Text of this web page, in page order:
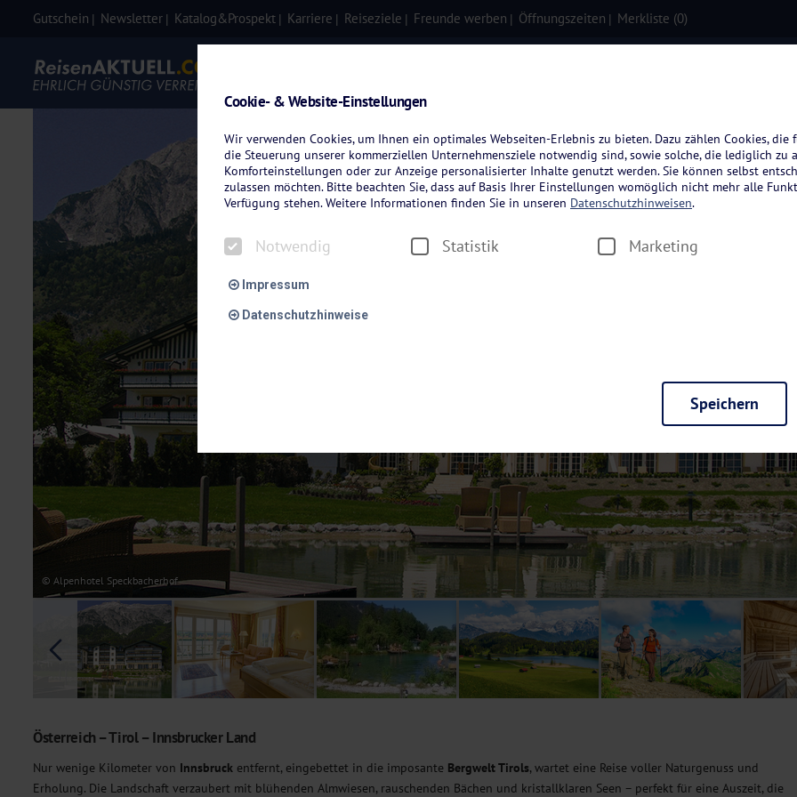
Gutschein Newsletter Katalog&Prospekt Karriere Reiseziele Freunde werben Öffnungszeiten Merkliste (0)
© Alpenhotel Speckbacherhof
Österreich – Tirol – Innsbrucker Land
Nur wenige Kilometer von Innsbruck entfernt, eingebettet in die imposante Bergwelt Tirols, wartet eine Reise voller Naturgenuss und
Erholung. Die Landschaft verzaubert mit blühenden Almwiesen, rauschenden Bächen und kristallklaren Seen – perfekt für eine Auszeit, die
Cookie- & Website-Einstellungen
Wir verwenden Cookies, um Ihnen ein optimales Webseiten-Erlebnis zu bieten. Dazu zählen Cookies,
die Steuerung unserer kommerziellen Unternehmensziele notwendig sind, sowie solche, die lediglich zu
Komforteinstellungen oder zur Anzeige personalisierter Inhalte genutzt werden. Sie können selbst
zulassen möchten. Bitte beachten Sie, dass auf Basis Ihrer Einstellungen womöglich nicht mehr alle
Verfügung stehen. Weitere Informationen finden Sie in unseren Datenschutzhinweisen.
Notwendig Statistik Marketing
Impressum
Datenschutzhinweise
Diese Cookies sind für den Betrieb der Seite unbedingt notwendig und ermöglichen beispielsweise
möchten, um Ihnen unsere Dienste bei einem erneuten Besuch unserer Seite schneller zur Verfügung zu
Statistik
Um unser Angebot und unsere Webseite weiter zu verbessern, erfassen wir anonymisierte Daten für
dieser Cookies können wir beispielsweise die Besucherzahlen und den Effekt bestimmter Seiten unseres
unsere Inhalte optimieren. Wir nutzen hierfür Dienste von Google und Facebook. Durch diese Dienste
Übermittlung, der auf unsere Website erfassten Daten, kommen. Weitere Hinweise zu der Verarbeitung
. Sie können Ihre Einwilligung jederzeit in den Cookie-Einstellungen
Marketing
Diese Cookies werden genutzt, um Ihnen personalisierte Inhalte, passend zu Ihren Interessen anzuzeigen.
Speichern